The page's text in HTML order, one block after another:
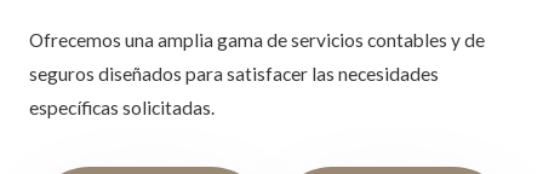
Ofrecemos una amplia gama de servicios contables y de
seguros diseñados para satisfacer las necesidades
específicas solicitadas.